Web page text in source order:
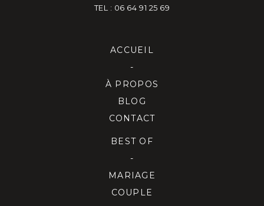
TEL : 06 64 91 25 69
ACCUEIL
-
À PROPOS
BLOG
CONTACT
BEST OF
-
MARIAGE
COUPLE